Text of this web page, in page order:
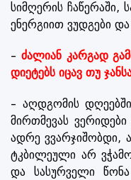
სიმღერის
ენერგიით ვუდგები
– ძალიან კარგად
დიეტებს იცავ თუ
– აღდგომის
მირთმევას
ადრე ვვარჯიშობდი,
ტკბილეული არ
და სასურველი